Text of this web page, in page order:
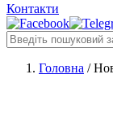
Контакти
Головна /